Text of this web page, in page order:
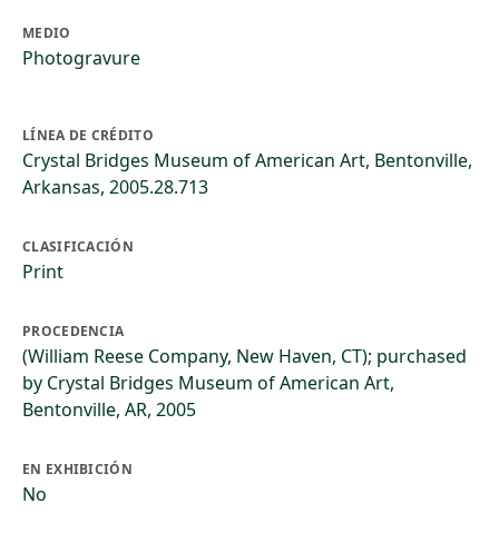
MEDIO
Photogravure
LÍNEA DE CRÉDITO
Crystal Bridges Museum of American Art, Bentonville,
Arkansas, 2005.28.713
CLASIFICACIÓN
Print
PROCEDENCIA
(William Reese Company, New Haven, CT); purchased
by Crystal Bridges Museum of American Art,
Bentonville, AR, 2005
EN EXHIBICIÓN
No